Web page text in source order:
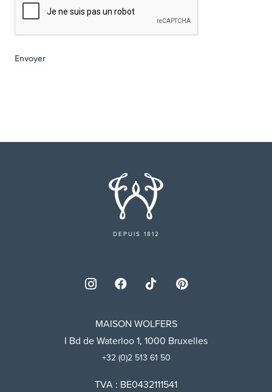
DEPUIS 1812
MAISON WOLFERS
I Bd de Waterloo 1, 1000 Bruxelles
+32 (0)2 513 61 50
TVA : BE0432111541